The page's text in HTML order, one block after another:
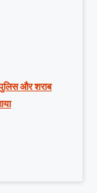
पुलिस और शराब